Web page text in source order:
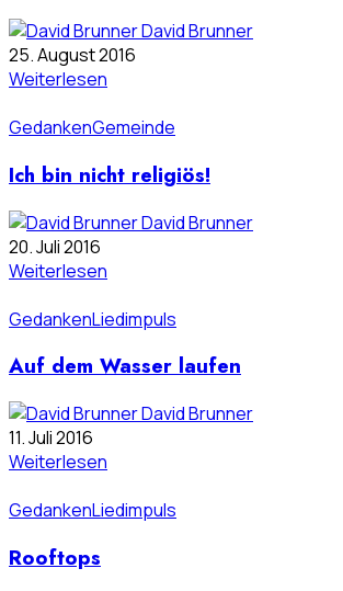
David Brunner
25. August 2016
Weiterlesen
GedankenGemeinde
Ich bin nicht religiös!
David Brunner
20. Juli 2016
Weiterlesen
GedankenLiedimpuls
Auf dem Wasser laufen
David Brunner
11. Juli 2016
Weiterlesen
GedankenLiedimpuls
Rooftops